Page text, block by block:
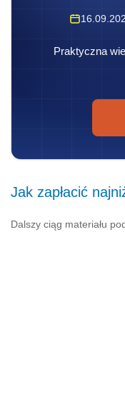
Praktyczna
Jak zapłacić
Dalszy ciąg materiału